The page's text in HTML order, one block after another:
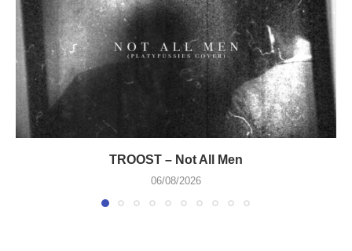
TROOST – Not All Men
06/08/2026